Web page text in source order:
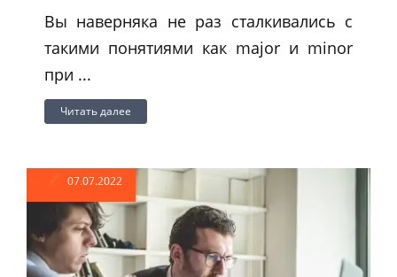
Вы наверняка не раз сталкивались с
такими понятиями как major и minor
при ...
Читать далее
07.07.2022